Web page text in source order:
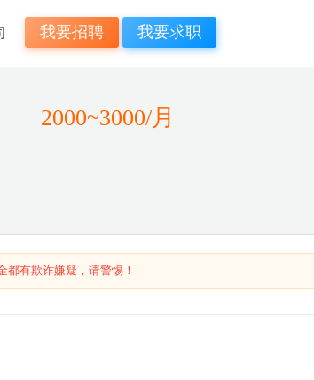
我要招聘 我要求职
2000~3000/月
有欺诈嫌疑，请警惕！